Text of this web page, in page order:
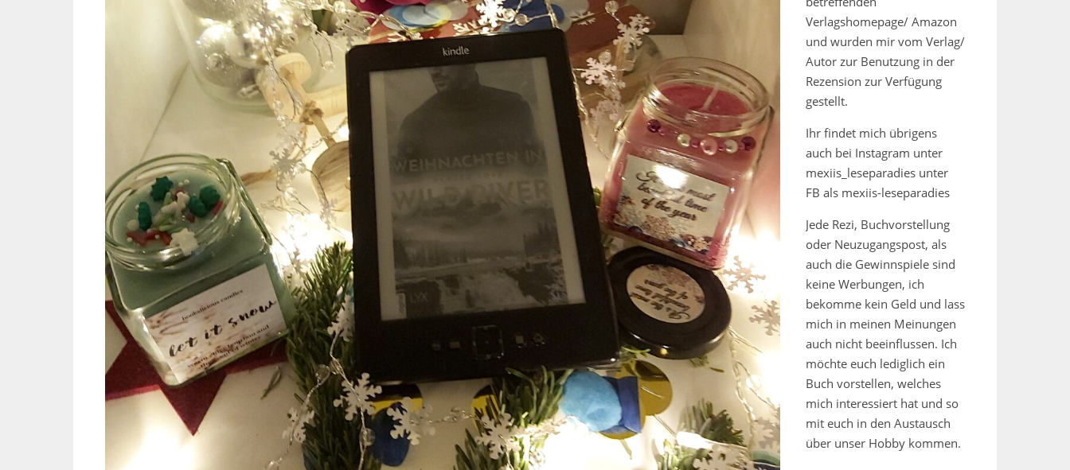
Verlagshomepage/ Amazon
und wurden mir vom Verlag/
Autor zur Benutzung in der
Rezension zur Verfügung
gestellt.
Ihr findet mich übrigens
auch bei Instagram unter
mexiis_leseparadies unter
FB als mexiis-leseparadies
Jede Rezi, Buchvorstellung
oder Neuzugangspost, als
auch die Gewinnspiele sind
keine Werbungen, ich
bekomme kein Geld und lass
mich in meinen Meinungen
auch nicht beeinflussen. Ich
möchte euch lediglich ein
Buch vorstellen, welches
mich interessiert hat und so
mit euch in den Austausch
über unser Hobby kommen.